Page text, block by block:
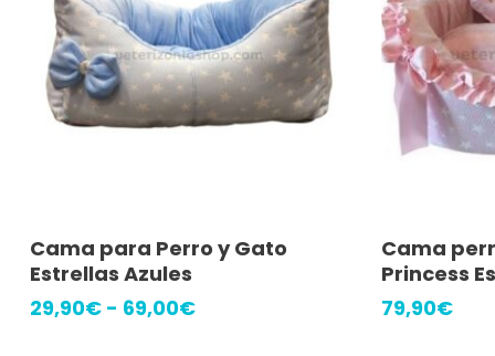
Seleccionar Opciones
producto
tiene
Cama para Perro y Gato
Estrellas Azules
29,90€ - 69,00€Rango
Cama
Princess
79,90€